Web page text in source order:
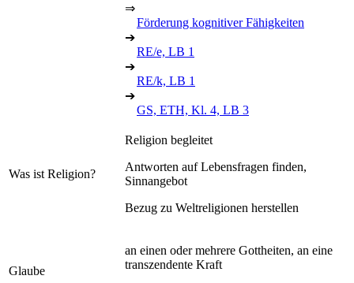
⇒
Förderung kognitiver Fähigkeiten
➔
RE/e, LB 1
➔
RE/k, LB 1
➔
GS, ETH, Kl. 4, LB 3
Was ist Religion?
Religion begleitet
Antworten auf Lebensfragen finden,
Sinnangebot
Bezug zu Weltreligionen herstellen
Glaube
an einen oder mehrere Gottheiten, an eine
transzendente Kraft